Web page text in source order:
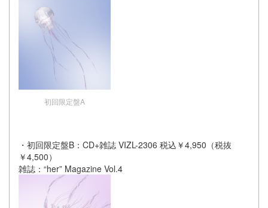
初回限定盤A
・初回限定盤B：CD+雑誌 VIZL-2306 税込￥4,950（税抜
￥4,500）
雑誌：“her” Magazine Vol.4